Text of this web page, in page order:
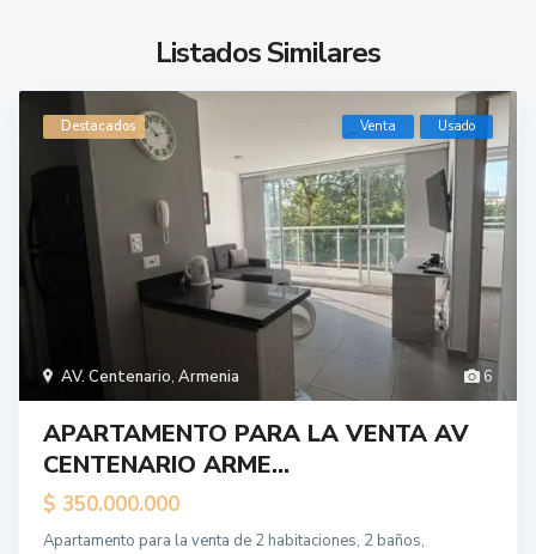
Listados Similares
6
AV. Centenario, Armenia
Destacados Venta Usado
APARTAMENTO PARA LA VENTA AV
CENTENARIO ARME...
$ 350.000.000
Apartamento para la venta de 2 habitaciones, 2 baños,